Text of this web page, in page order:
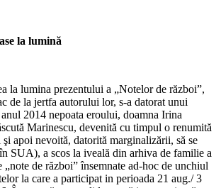
la lumină
la lumina prezentului a „Notelor de război”,
de la jertfa autorului lor, s-a datorat unui
2014 nepoata eroului, doamna Irina
Marinescu, devenită cu timpul o renumită
apoi nevoită, datorită marginalizării, să se
SUA), a scos la iveală din arhiva de familie a
„note de război” însemnate ad-hoc de unchiul
la care a participat in perioada 21 aug./ 3